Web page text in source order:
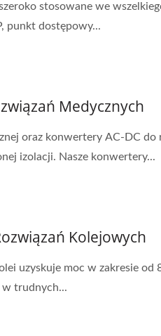
stosowane we
punkt dostępowy...
Medycznych
oraz konwertery AC-DC
izolacji. Nasze konwertery...
Kolejowych
uzyskuje moc w zakresie od
w trudnych...